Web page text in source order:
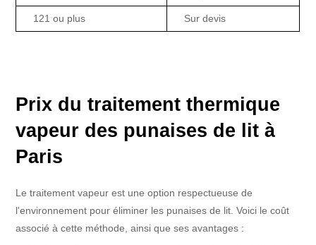
121 ou plus Sur devis
Prix du traitement thermique
vapeur des punaises de lit à
Paris
Le traitement vapeur est une option respectueuse de
l'environnement pour éliminer les punaises de lit. Voici le coût
associé à cette méthode, ainsi que ses avantages :